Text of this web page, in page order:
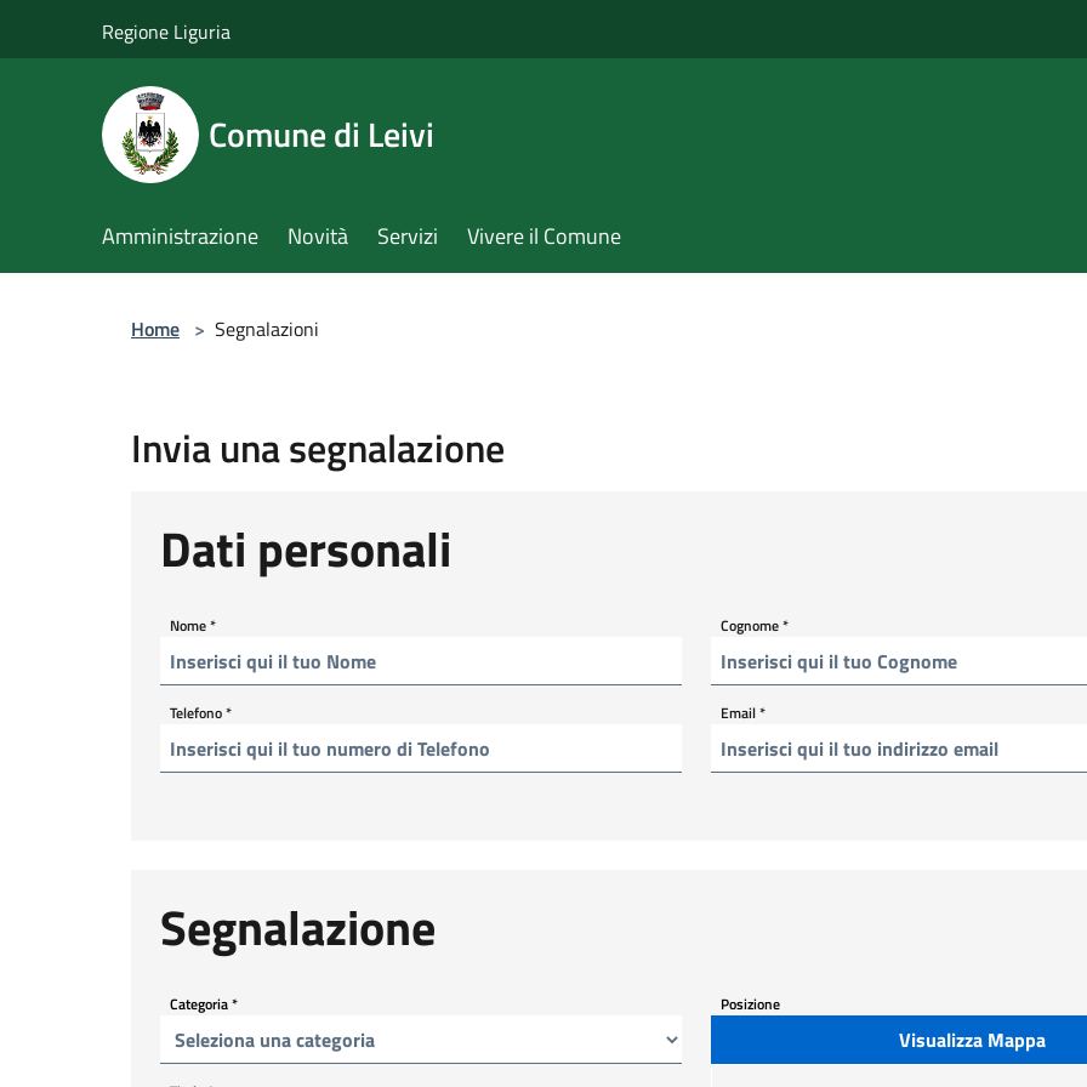
Regione Liguria
Comune di Leivi
Amministrazione Novità Servizi Vivere il Comune
Home > Segnalazioni
Invia una segnalazione
Dati personali
Nome* Cognome*
Telefono* Email*
Segnalazione
Categoria* Posizione
Visualizza Mappa